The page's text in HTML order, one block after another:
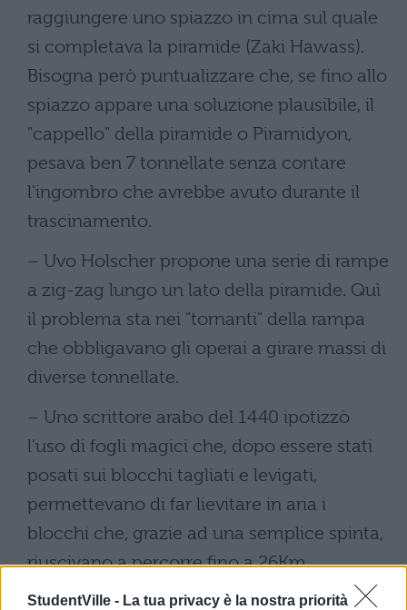
StudentVille - La tua privacy è la nostra priorità
raggiungere uno spiazzo in cima sul quale
si completava la piramide (Zaki Hawass).
Bisogna però puntualizzare che, se fino allo
spiazzo appare una soluzione plausibile, il
"cappello" della piramide o Piramidyon,
pesava ben 7 tonnellate senza contare
l'ingombro che avrebbe avuto durante il
trascinamento.
– Uvo Holscher propone una serie di rampe
a zig-zag lungo un lato della piramide. Quì
il problema sta nei "tornanti" della rampa
che obbligavano gli operai a girare massi di
diverse tonnellate.
– Uno scrittore arabo del 1440 ipotizzò
l'uso di fogli magici che, dopo essere stati
posati sui blocchi tagliati e levigati,
permettevano di far lievitare in aria i
blocchi che, grazie ad una semplice spinta,
riuscivano a percorre fino a 26Km.
L'operazione veniva ripetuta fino al